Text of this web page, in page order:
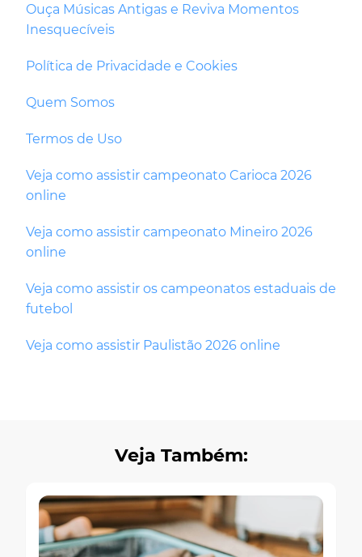
Ouça Músicas Antigas e Reviva Momentos
Inesquecíveis
Política de Privacidade e Cookies
Quem Somos
Termos de Uso
Veja como assistir campeonato Carioca 2026
online
Veja como assistir campeonato Mineiro 2026
online
Veja como assistir os campeonatos estaduais de
futebol
Veja como assistir Paulistão 2026 online
Veja Também: